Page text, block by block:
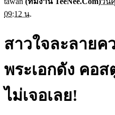
09:12 น.
สาวใจละลายค
พระเอกดัง คอ
ไม่เจอเลย!